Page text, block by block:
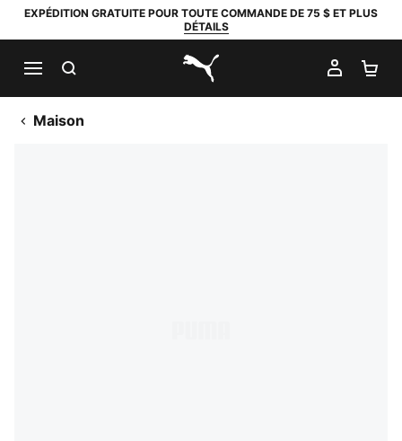
EXPÉDITION GRATUITE POUR TOUTE COMMANDE DE 75 $ ET PLUS
DÉTAILS
PUMA.com
MON
Maison